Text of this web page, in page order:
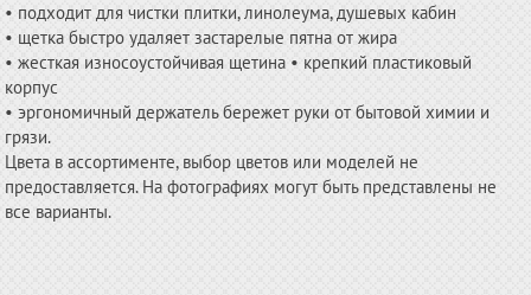
• подходит для чистки плитки, линолеума, душевых кабин
• щетка быстро удаляет застарелые пятна от жира
• жесткая износоустойчивая щетина • крепкий пластиковый
корпус
• эргономичный держатель бережет руки от бытовой химии и
грязи.
Цвета в ассортименте, выбор цветов или моделей не
предоставляется. На фотографиях могут быть представлены не
все варианты.